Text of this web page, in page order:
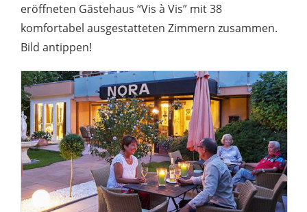
eröffneten Gästehaus “Vis à Vis” mit 38
komfortabel ausgestatteten Zimmern zusammen.
Bild antippen!